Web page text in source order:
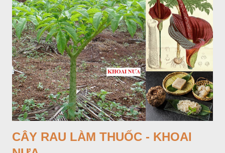
CÂY RAU LÀM THUỐC - KHOAI